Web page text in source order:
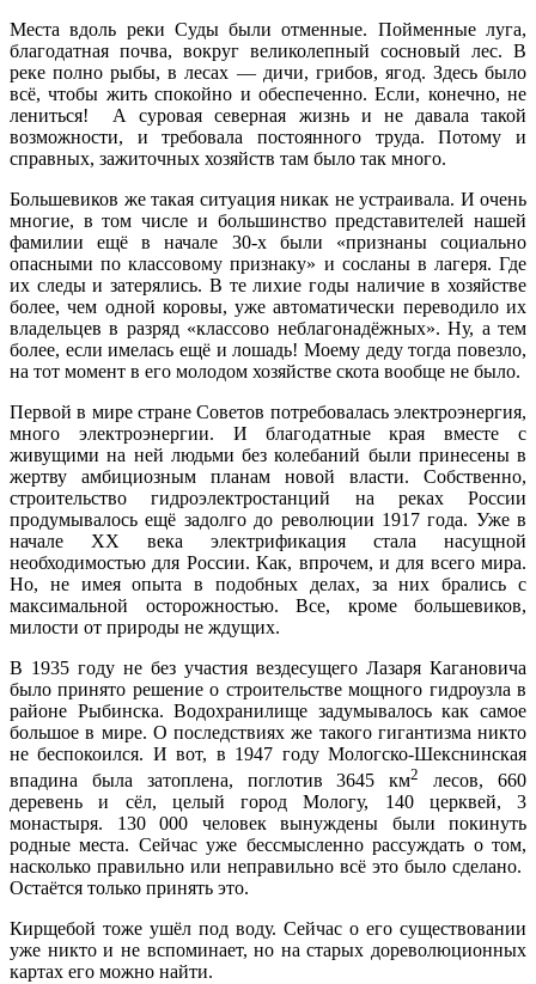
Места вдоль реки Суды были отменные. Пойменные луга,
благодатная почва, вокруг великолепный сосновый лес. В
реке полно рыбы, в лесах — дичи, грибов, ягод. Здесь было
всё, чтобы жить спокойно и обеспеченно. Если, конечно, не
лениться! А суровая северная жизнь и не давала такой
возможности, и требовала постоянного труда. Потому и
справных, зажиточных хозяйств там было так много.
Большевиков же такая ситуация никак не устраивала. И очень
многие, в том числе и большинство представителей нашей
фамилии ещё в начале 30-х были «признаны социально
опасными по классовому признаку» и сосланы в лагеря. Где
их следы и затерялись. В те лихие годы наличие в хозяйстве
более, чем одной коровы, уже автоматически переводило их
владельцев в разряд «классово неблагонадёжных». Ну, а тем
более, если имелась ещё и лошадь! Моему деду тогда повезло,
на тот момент в его молодом хозяйстве скота вообще не было.
Первой в мире стране Советов потребовалась электроэнергия,
много электроэнергии. И благодатные края вместе с
живущими на ней людьми без колебаний были принесены в
жертву амбициозным планам новой власти. Собственно,
строительство гидроэлектростанций на реках России
продумывалось ещё задолго до революции 1917 года. Уже в
начале ХХ века электрификация стала насущной
необходимостью для России. Как, впрочем, и для всего мира.
Но, не имея опыта в подобных делах, за них брались с
максимальной осторожностью. Все, кроме большевиков,
милости от природы не ждущих.
В 1935 году не без участия вездесущего Лазаря Кагановича
было принято решение о строительстве мощного гидроузла в
районе Рыбинска. Водохранилище задумывалось как самое
большое в мире. О последствиях же такого гигантизма никто
не беспокоился. И вот, в 1947 году Мологско-Шекснинская
впадина была затоплена, поглотив 3645 км2
лесов, 660
деревень и сёл, целый город Мологу, 140 церквей, 3
монастыря. 130 000 человек вынуждены были покинуть
родные места. Сейчас уже бессмысленно рассуждать о том,
насколько правильно или неправильно всё это было сделано.
Остаётся только принять это.
Кирщебой тоже ушёл под воду. Сейчас о его существовании
уже никто и не вспоминает, но на старых дореволюционных
картах его можно найти.